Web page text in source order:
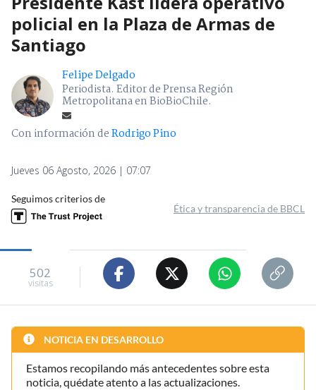
policial en la Plaza de Armas de
Santiago
Felipe Delgado
Periodista. Editor de Prensa Región
Metropolitana en BioBioChile.
Con información deRodrigo Pino
Jueves 06 Agosto, 2026 | 07:07
Seguimos criterios de
Ética y transparencia de BBCL
502
visitas
NOTICIA EN DESARROLLO
Estamos recopilando más antecedentes sobre esta
noticia, quédate atento a las actualizaciones.